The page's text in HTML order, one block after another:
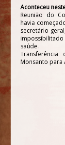
Aconteceu
Reunião do
havia
secretário-
saúde.
Monsanto para